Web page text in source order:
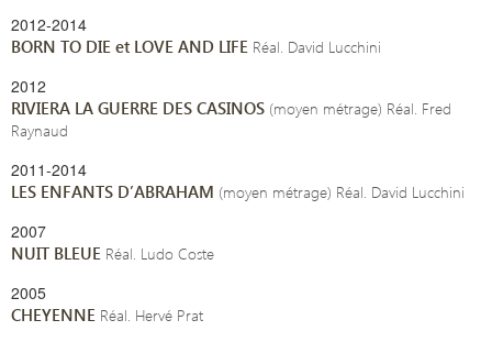
2012-2014
BORN TO DIE et LOVE AND LIFE Réal. David Lucchini
2012
RIVIERA LA GUERRE DES CASINOS (moyen métrage) Réal. Fred
Raynaud
2011-2014
LES ENFANTS D’ABRAHAM (moyen métrage) Réal. David Lucchini
2007
NUIT BLEUE Réal. Ludo Coste
2005
CHEYENNE Réal. Hervé Prat